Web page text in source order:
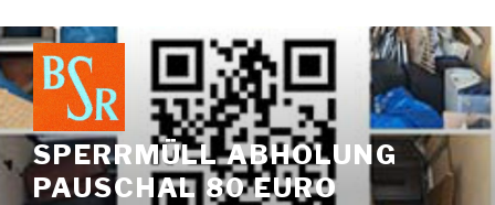
Zum
Inhalt
springen
SPERRMÜLL ABHOLUNG
PAUSCHAL 80 EURO